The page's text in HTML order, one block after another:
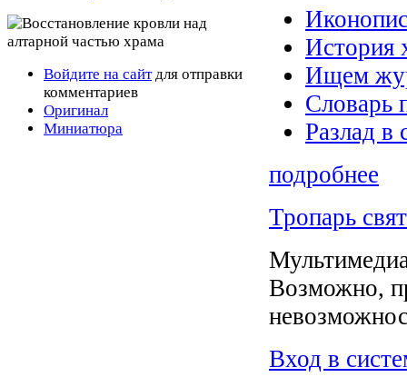
Войдите на сайтдля отправки
комментариев
Оригинал
Миниатюра
История
Ищем
Словарь
Разлад в
подробнее
Тропарь
Возможно,
Вход в